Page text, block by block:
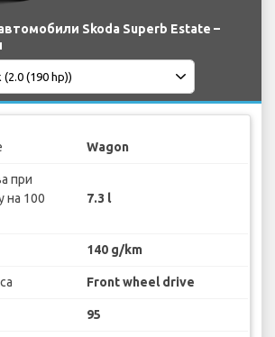
Skoda Superb Estate –
Wagon
при
на 100
7.3 l
140 g/km
Front wheel drive
95